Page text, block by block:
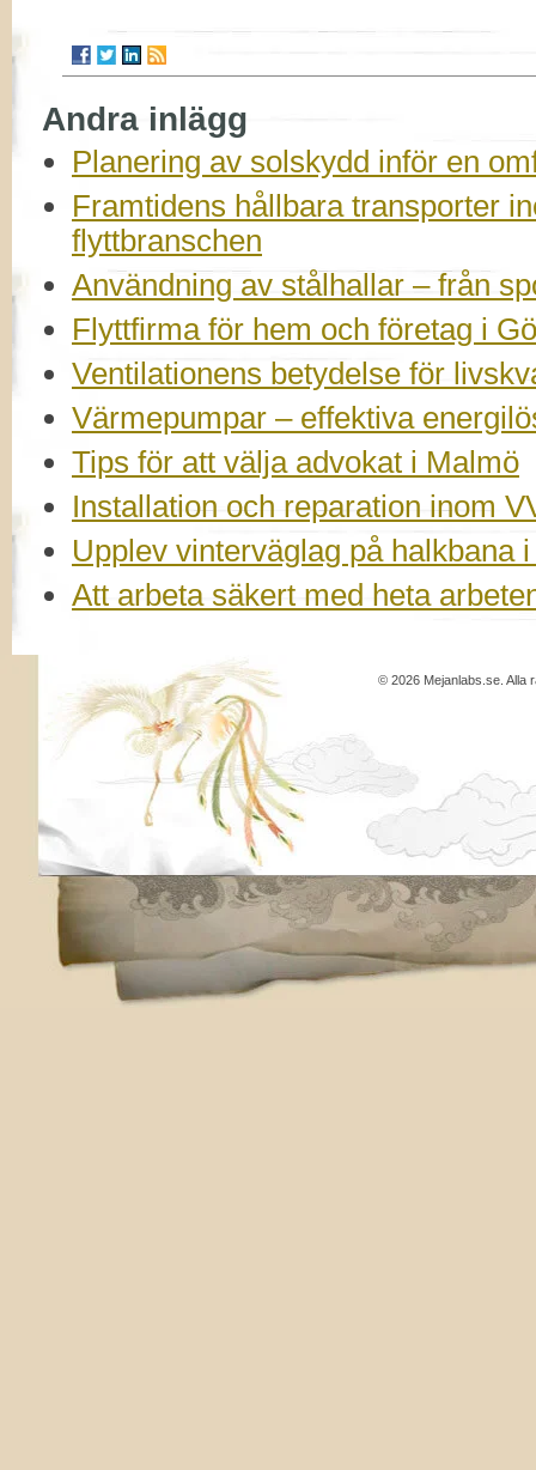
Andra inlägg
Planering av solskydd inför en
Framtidens hållbara transporter
flyttbranschen
Användning av stålhallar – från
Flyttfirma för hem och företag i
Ventilationens betydelse för
Värmepumpar – effektiva
Tips för att välja advokat i Malmö
Installation och reparation inom
Upplev vinterväglag på halkbana
Att arbeta säkert med heta
© 2026 Mejanlabs.se. Alla